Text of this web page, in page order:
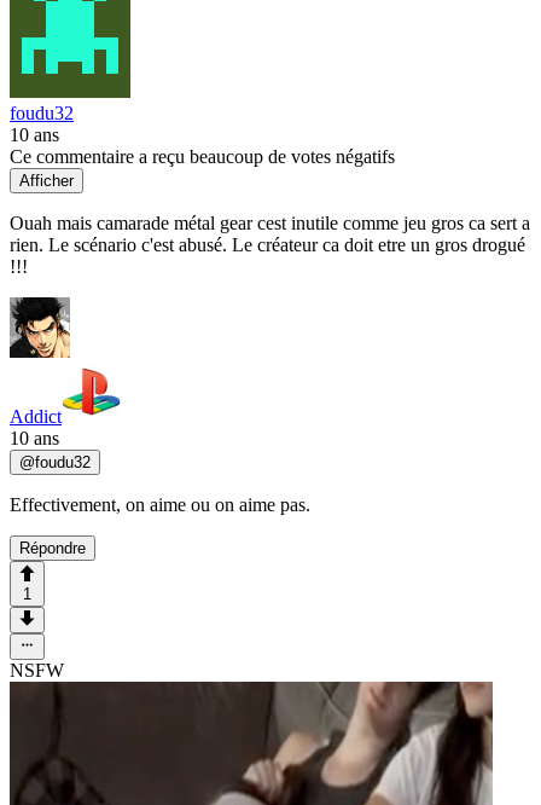
foudu32
10 ans
Ce commentaire a reçu beaucoup de votes négatifs
Afficher
Ouah mais camarade métal gear cest inutile comme jeu gros ca sert a
rien. Le scénario c'est abusé. Le créateur ca doit etre un gros drogué
!!!
Addict
10 ans
@foudu32
Effectivement, on aime ou on aime pas.
Répondre
1
NSFW